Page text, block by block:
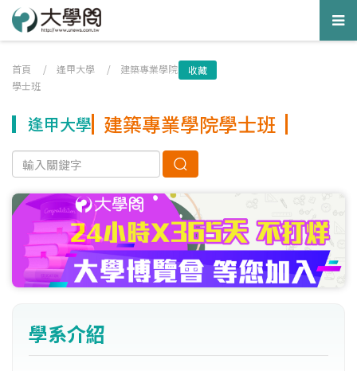
首頁 / 逢甲大學 / 建築專業學院
學士班
收藏
逢甲大學 建築專業學院學士班
學系介紹